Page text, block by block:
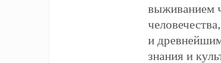
выживанием
и
знания и